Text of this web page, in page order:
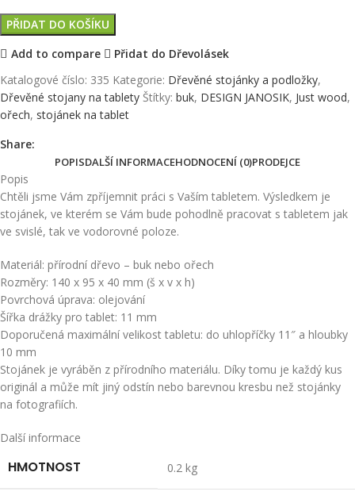
PŘIDAT DO KOŠÍKU
Add to compare
Přidat do Dřevolásek
Katalogové číslo: 335 Kategorie: Dřevěné stojánky a podložky,
Dřevěné stojany na tablety Štítky: buk, DESIGN JANOSIK, Just wood,
ořech, stojánek na tablet
Share:
POPISDALŠÍ INFORMACEHODNOCENÍ (0)PRODEJCE
Popis
Chtěli jsme Vám zpříjemnit práci s Vaším tabletem. Výsledkem je
stojánek, ve kterém se Vám bude pohodlně pracovat s tabletem jak
ve svislé, tak ve vodorovné poloze.
Materiál: přírodní dřevo – buk nebo ořech
Rozměry: 140 x 95 x 40 mm (š x v x h)
Povrchová úprava: olejování
Šířka drážky pro tablet: 11 mm
Doporučená maximální velikost tabletu: do uhlopříčky 11″ a hloubky
10 mm
Stojánek je vyráběn z přírodního materiálu. Díky tomu je každý kus
originál a může mít jiný odstín nebo barevnou kresbu než stojánky
na fotografiích.
Další informace
HMOTNOST 0.2 kg